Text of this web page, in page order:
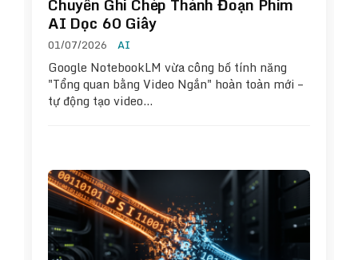
Chuyển Ghi Chép Thành Đoạn Phim
AI Dọc 60 Giây
01/07/2026 AI
Google NotebookLM vừa công bố tính năng
"Tổng quan bằng Video Ngắn" hoàn toàn mới –
tự động tạo video…